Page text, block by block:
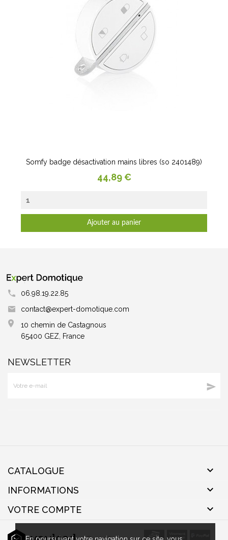
Somfy badge désactivation mains libres (so 2401489)
Prix
44,89 €
Ajouter au panier
06.98.19.22.85
contact@expert-domotique.com
10 chemin de Castagnous
65400 GEZ, France
NEWSLETTER

CATALOGUE 
INFORMATIONS 
VOTRE COMPTE 